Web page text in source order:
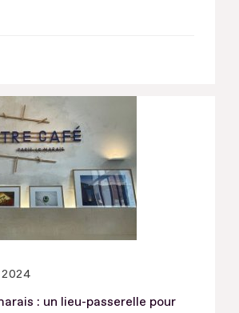
2024
: un lieu-passerelle pour